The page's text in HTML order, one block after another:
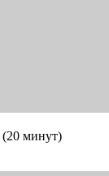
(20 минут)